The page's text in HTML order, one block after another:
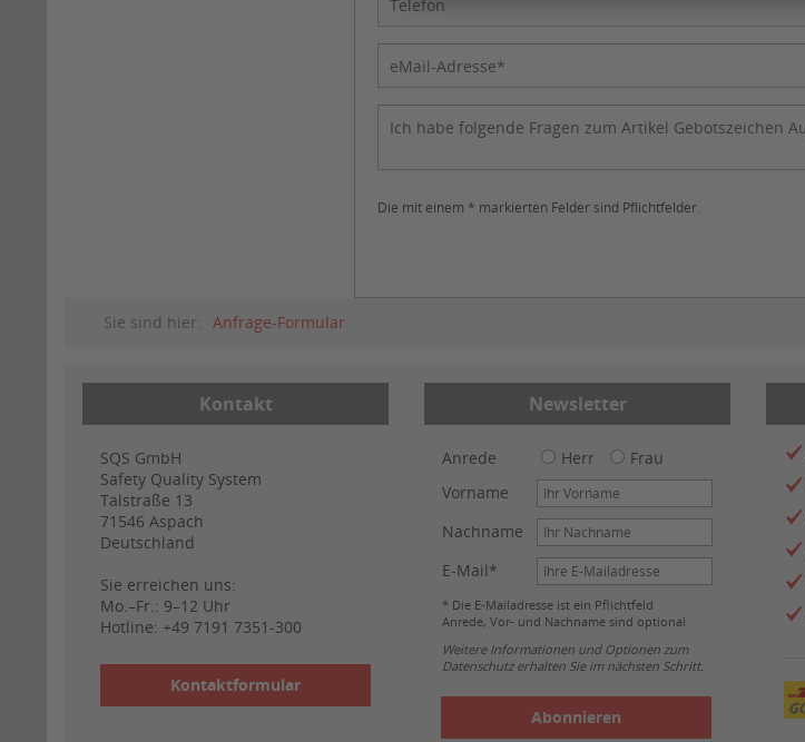
Die mit einem * markierten Felder sind Pflichtfelder.
Sie sind hier: Anfrage-Formular
Kontakt
SQS GmbH
Safety Quality System
Talstraße 13
71546 Aspach
Deutschland
Sie erreichen uns:
Mo.–Fr.: 9–12 Uhr
Hotline: +49 7191 7351-300
Kontaktformular
Newsletter
Anrede Herr
Frau
Vorname
Nachname
E-Mail*
* Die E-Mailadresse ist ein Pflichtfeld
Anrede, Vor- und Nachname sind optional
Weitere Informationen und Optionen zum
Datenschutz erhalten Sie im nächsten Schritt.
Abonnieren